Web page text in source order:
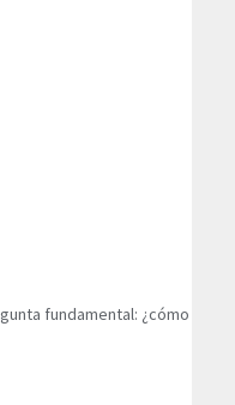
fundamental: ¿cómo